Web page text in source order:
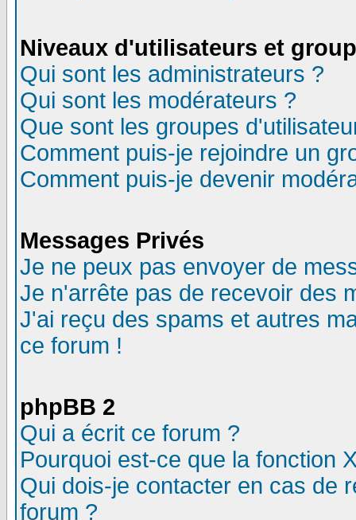
Niveaux d'utilisateurs et
Qui sont les administrateurs ?
Qui sont les modérateurs ?
Que sont les groupes
Comment puis-je rejoindre un
Comment puis-je devenir
Messages Privés
Je ne peux pas envoyer de
Je n'arrête pas de recevoir des
J'ai reçu des spams et autres
ce forum !
phpBB 2
Qui a écrit ce forum ?
Pourquoi est-ce que la fonction
Qui dois-je contacter en cas de
forum ?